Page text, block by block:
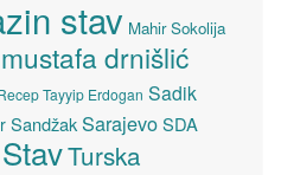
stav Mahir Sokolija
mustafa drnišlić
Tayyip Erdogan Sadik
SandžakSarajevoSDA
StavTurska